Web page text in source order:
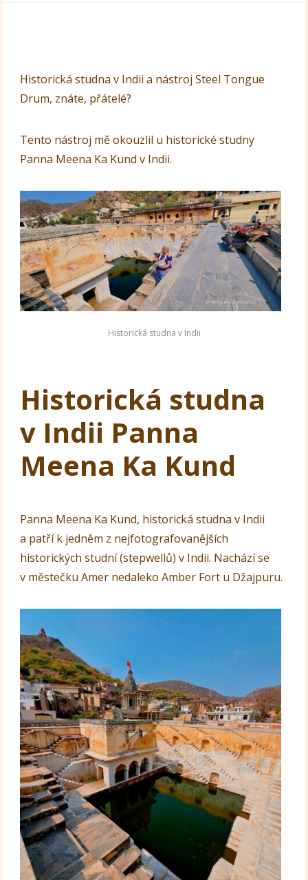
Historická studna v Indii a nástroj Steel Tongue
Drum, znáte, přátelé?
Tento nástroj mě okouzlil u historické studny
Panna Meena Ka Kund v Indii.
Historická studna v Indii
Historická studna
v Indii Panna
Meena Ka Kund
Panna Meena Ka Kund, historická studna v Indii
a patří k jedněm z nejfotografovanějších
historických studní (stepwellů) v Indii. Nachází se
v městečku Amer nedaleko Amber Fort u Džajpuru.